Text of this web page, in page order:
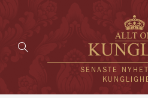
SENASTE